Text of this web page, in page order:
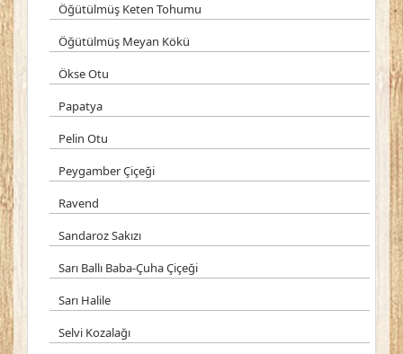
Öğütülmüş Keten Tohumu
Öğütülmüş Meyan Kökü
Ökse Otu
Papatya
Pelin Otu
Peygamber Çiçeği
Ravend
Sandaroz Sakızı
Sarı Ballı Baba-Çuha Çiçeği
Sarı Halile
Selvi Kozalağı